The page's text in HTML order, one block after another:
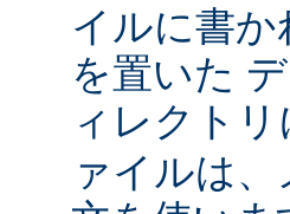
イルに書
を置いた
ィレクト
ァイルは